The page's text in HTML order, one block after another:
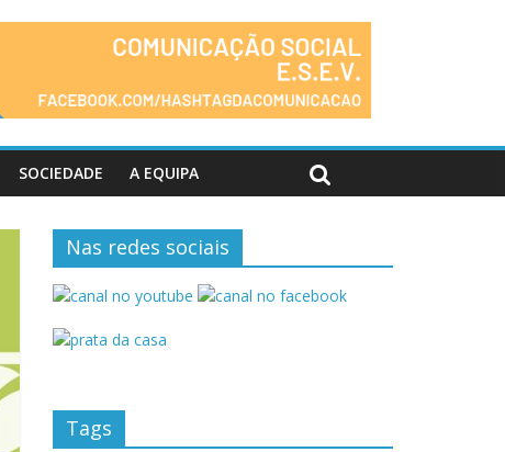
SOCIEDADE A EQUIPA
Nas redes sociais
Tags